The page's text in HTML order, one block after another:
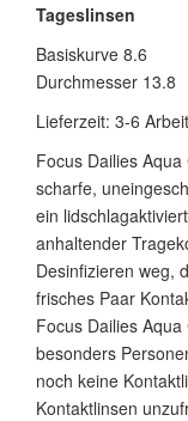
Tageslinsen
Basiskurve 8.6
Durchmesser 13.8
Lieferzeit: 3-6
Focus Dailies
scharfe,
ein
anhaltender
Desinfizieren weg,
frisches Paar
Focus Dailies
besonders
noch keine
Kontaktlinsen